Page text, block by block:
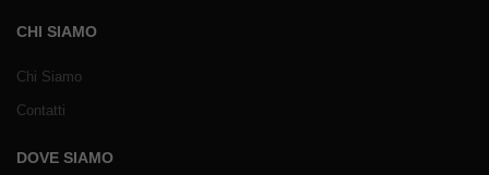
CHI SIAMO
Chi Siamo
Contatti
DOVE SIAMO